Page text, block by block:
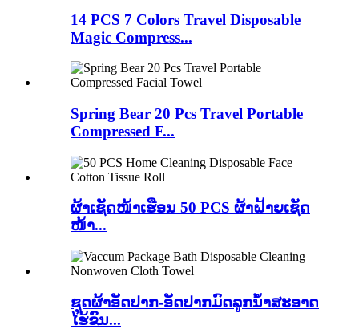
14 PCS 7 Colors Travel Disposable
Magic Compress...
Spring Bear 20 Pcs Travel Portable
Compressed F...
ຜ້າເຊັດໜ້າເຮືອນ 50 PCS ຜ້າຝ້າຍເຊັດ
ໜ້າ...
ຊຸດຜ້າອັດປາກ-ອັດປາກມົດລູກນໍ້າສະອາດ
ໄຮ້ຂົນ...